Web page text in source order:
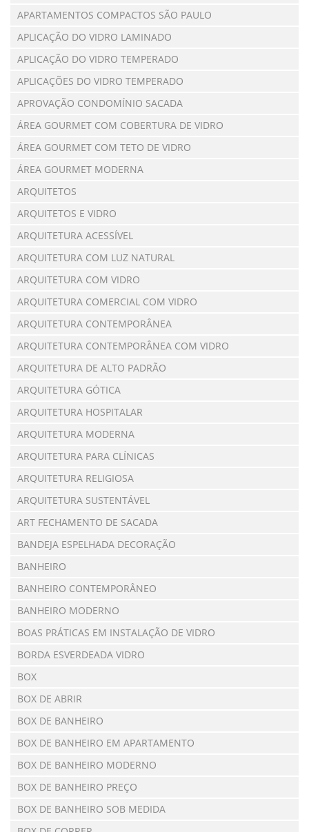
APARTAMENTOS COMPACTOS SÃO PAULO
APLICAÇÃO DO VIDRO LAMINADO
APLICAÇÃO DO VIDRO TEMPERADO
APLICAÇÕES DO VIDRO TEMPERADO
APROVAÇÃO CONDOMÍNIO SACADA
ÁREA GOURMET COM COBERTURA DE VIDRO
ÁREA GOURMET COM TETO DE VIDRO
ÁREA GOURMET MODERNA
ARQUITETOS
ARQUITETOS E VIDRO
ARQUITETURA ACESSÍVEL
ARQUITETURA COM LUZ NATURAL
ARQUITETURA COM VIDRO
ARQUITETURA COMERCIAL COM VIDRO
ARQUITETURA CONTEMPORÂNEA
ARQUITETURA CONTEMPORÂNEA COM VIDRO
ARQUITETURA DE ALTO PADRÃO
ARQUITETURA GÓTICA
ARQUITETURA HOSPITALAR
ARQUITETURA MODERNA
ARQUITETURA PARA CLÍNICAS
ARQUITETURA RELIGIOSA
ARQUITETURA SUSTENTÁVEL
ART FECHAMENTO DE SACADA
BANDEJA ESPELHADA DECORAÇÃO
BANHEIRO
BANHEIRO CONTEMPORÂNEO
BANHEIRO MODERNO
BOAS PRÁTICAS EM INSTALAÇÃO DE VIDRO
BORDA ESVERDEADA VIDRO
BOX
BOX DE ABRIR
BOX DE BANHEIRO
BOX DE BANHEIRO EM APARTAMENTO
BOX DE BANHEIRO MODERNO
BOX DE BANHEIRO PREÇO
BOX DE BANHEIRO SOB MEDIDA